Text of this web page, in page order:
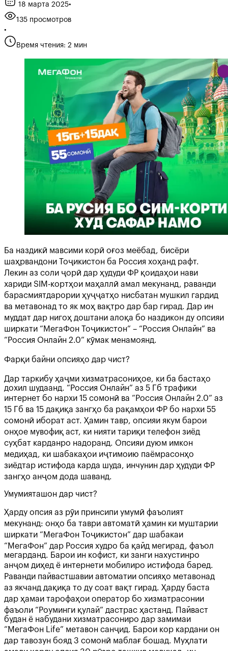
18 марта 2025•
135 просмотров
•
Время чтения: 2 мин
Ба наздикӣ мавсими корӣ оғоз меёбад, бисёри
шаҳрвандони Тоҷикистон ба Россия хоҳанд рафт.
Лекин аз соли ҷорӣ дар ҳудуди ФР қоидаҳои нави
хариди SIM-кортҳои маҳаллӣ амал мекунанд, раванди
барасмиятдарории ҳуҷҷатҳо нисбатан мушкил гардид
ва метавонад то як моҳ вақтро дар бар гирад. Дар ин
муддат дар нигоҳ доштани алоқа бо наздикон ду опсияи
ширкати “МегаФон Тоҷикистон” – “Россия Онлайн” ва
“Россия Онлайн 2.0” кӯмак менамоянд.
Фарқи байни опсияҳо дар чист?
Дар таркибу ҳаҷми хизматрасониҳое, ки ба бастаҳо
дохил шудаанд. “Россия Онлайн” аз 5 Гб трафики
интернет бо нархи 15 сомонӣ ва “Россия Онлайн 2.0” аз
15 Гб ва 15 дақиқа зангҳо ба рақамҳои ФР бо нархи 55
сомонӣ иборат аст. Ҳамин тавр, опсияи якум барои
онҳое мувофиқ аст, ки нияти тариқи телефон зиёд
суҳбат карданро надоранд. Опсияи дуюм имкон
медиҳад, ки шабакаҳои иҷтимоию паёмрасонҳо
зиёдтар истифода карда шуда, инчунин дар ҳудуди ФР
зангҳо анҷом дода шаванд.
Умумияташон дар чист?
Ҳарду опсия аз рӯи принсипи умумӣ фаъолият
мекунанд: онҳо ба таври автоматӣ ҳамин ки муштарии
ширкати “МегаФон Тоҷикистон” дар шабакаи
“МегаФон” дар Россия худро ба қайд мегирад, фаъол
мегарданд. Барои ин кофист, ки занги нахустинро
анҷом диҳед ё интернети мобилиро истифода баред.
Раванди пайвастшавии автоматии опсияҳо метавонад
аз якчанд дақиқа то ду соат вақт гирад. Ҳарду баста
дар ҳамаи тарофаҳои оператор бо хизматрасонии
фаъоли “Роуминги қулай” дастрас ҳастанд. Пайваст
будан ё набудани хизматрасониро дар замимаи
“МегаФон Life” метавон санҷид. Барои кор кардани он
дар тавозун бояд 3 сомонӣ маблағ бошад. Муҳлати